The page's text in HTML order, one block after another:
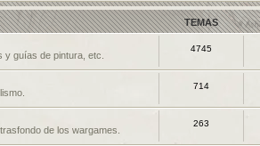
TEMAS
guías de pintura, etc.
4745
714
de los wargames.
263